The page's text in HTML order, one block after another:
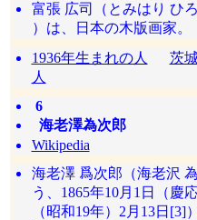
富張 広司（とみはり ひ
）は、日本の木版画家。
1936年生まれの人
茨
人
6
海老澤為次郎
Wikipedia
海老澤 爲次郎（海老沢
う、1865年10月1日（慶
（昭和19年）2月13日